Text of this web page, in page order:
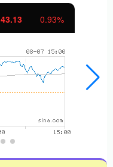
43.13 0.93%